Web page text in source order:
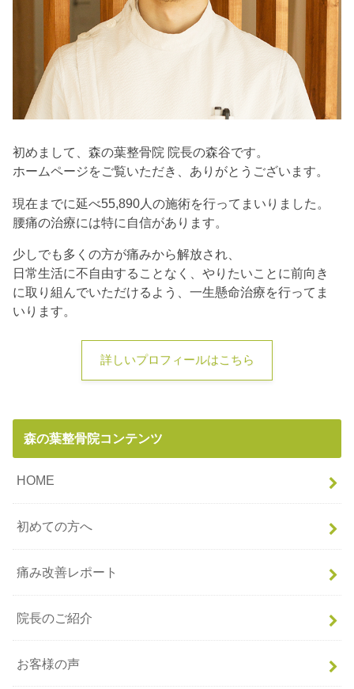
初めまして、森の葉整骨院 院長の森谷です。
ホームページをご覧いただき、ありがとうございます。
現在までに延べ55,890人の施術を行ってまいりました。
腰痛の治療には特に自信があります。
少しでも多くの方が痛みから解放され、
日常生活に不自由することなく、やりたいことに前向き
に取り組んでいただけるよう、一生懸命治療を行ってま
いります。
詳しいプロフィールはこちら
森の葉整骨院コンテンツ
HOME
初めての方へ
痛み改善レポート
院長のご紹介
お客様の声